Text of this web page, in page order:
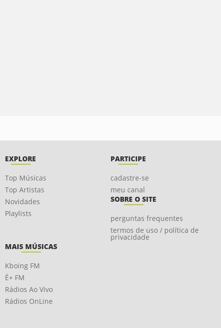
EXPLORE
Top Músicas
Top Artistas
Novidades
Playlists
PARTICIPE
cadastre-se
meu canal
SOBRE O SITE
perguntas frequentes
termos de uso / política de
privacidade
MAIS MÚSICAS
Kboing FM
É+ FM
Rádios Ao Vivo
Rádios OnLine